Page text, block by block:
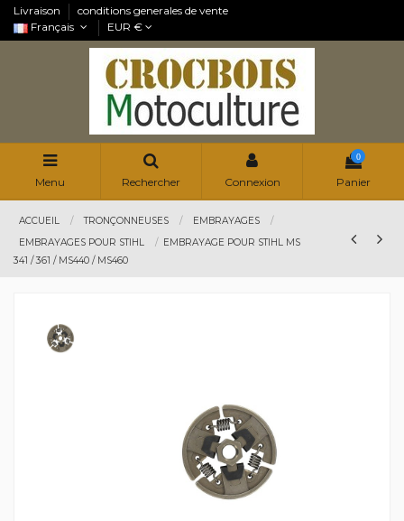
Livraison
conditions generales de vente
Français
EUR €
Menu Rechercher Connexion
0
Panier
ACCUEIL TRONÇONNEUSES
EMBRAYAGES
EMBRAYAGES POUR STIHL
EMBRAYAGE POUR STIHL MS
341 / 361 / MS440 / MS460